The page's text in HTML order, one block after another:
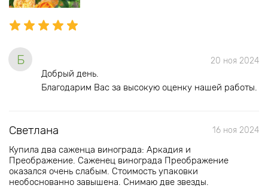
Б 20 ноя 2024
Добрый день.
Благодарим Вас за высокую оценку нашей работы.
Светлана 16 ноя 2024
Купила два саженца винограда: Аркадия и
Преображение. Саженец винограда Преображение
оказался очень слабым. Стоимость упаковки
необоснованно завышена. Снимаю две звезды.